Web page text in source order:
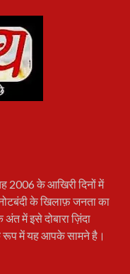
2006 के आखिरी दिनों में
के खिलाफ़ जनता का
में इसे दोबारा ज़िंदा
रूप में यह आपके सामने है।